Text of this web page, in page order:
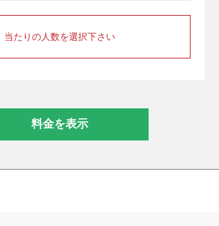
当たりの人数を選択下さい
料金を表示